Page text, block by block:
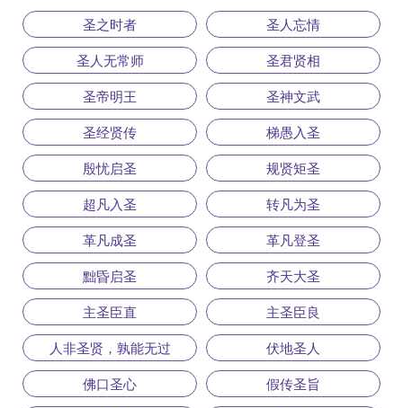
圣之时者
圣人忘情
圣人无常师
圣君贤相
圣帝明王
圣神文武
圣经贤传
梯愚入圣
殷忧启圣
规贤矩圣
超凡入圣
转凡为圣
革凡成圣
革凡登圣
黜昏启圣
齐天大圣
主圣臣直
主圣臣良
人非圣贤，孰能无过
伏地圣人
佛口圣心
假传圣旨